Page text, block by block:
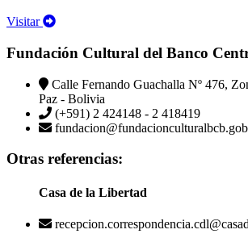
Visitar
Fundación Cultural del Banco
Calle Fernando Guachalla Nº 476,
Paz - Bolivia
(+591) 2 424148 - 2 418419
Otras referencias:
Casa de la Libertad